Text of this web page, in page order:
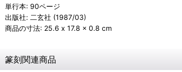
単行本: 90ページ
出版社: 二玄社 (1987/03)
商品の寸法: 25.6 x 17.8 x 0.8 cm
篆刻関連商品